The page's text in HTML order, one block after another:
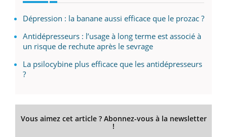
Dépression : la banane aussi efficace que le prozac ?
Antidépresseurs : l’usage à long terme est associé à
un risque de rechute après le sevrage
La psilocybine plus efficace que les antidépresseurs
?
Vous aimez cet article ? Abonnez-vous à la newsletter
!